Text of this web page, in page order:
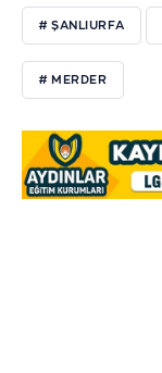
# ŞANLIURFA
# MERDER